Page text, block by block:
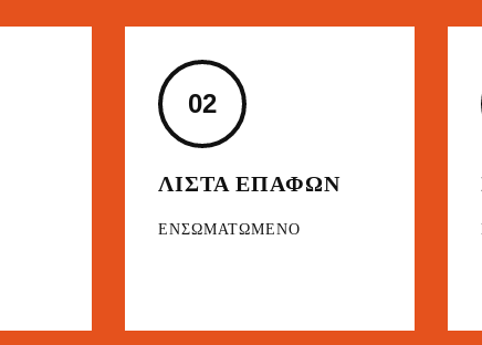
02
ΛΙΣΤΑ ΕΠΑΦΩΝ
ΕΝΣΩΜΑΤΩΜΕΝΟ